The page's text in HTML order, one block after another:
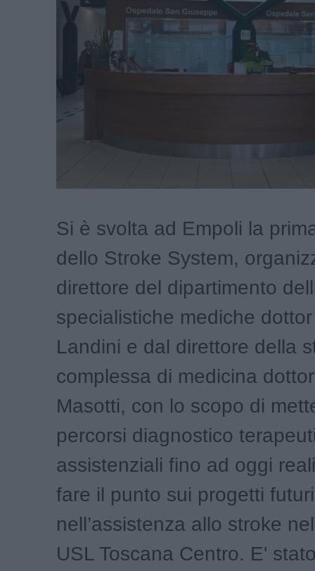
Si è svolta ad Empoli la
dello Stroke System,
direttore del dipartimento
specialistiche mediche
Landini e dal direttore della
complessa di medicina
Masotti, con lo scopo di
percorsi diagnostico
assistenziali fino ad oggi
fare il punto sui progetti futuri
nell’assistenza allo stroke
USL Toscana Centro. E'